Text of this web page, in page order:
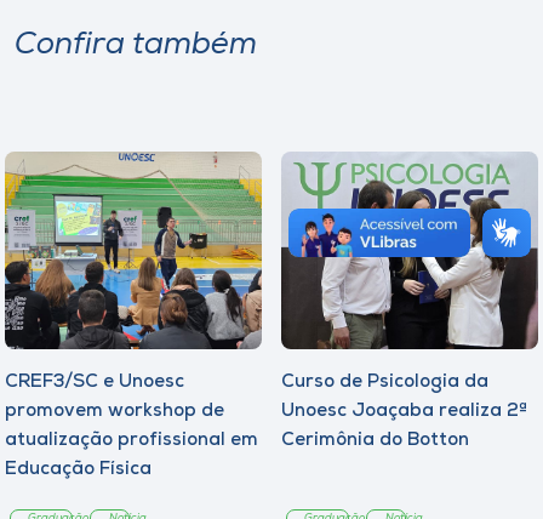
Confira também
CREF3/SC e Unoesc
promovem workshop de
atualização profissional em
Educação Física
Curso de Psicologia da
Unoesc Joaçaba realiza 2ª
Cerimônia do Botton